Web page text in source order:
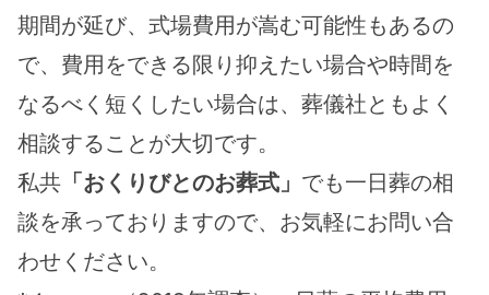
期間が延び、式場費用が嵩む可能性もあるの
で、費用をできる限り抑えたい場合や時間を
なるべく短くしたい場合は、葬儀社ともよく
相談することが大切です。
私共 「おくりびとのお葬式」 でも一日葬の相
談を承っておりますので、お気軽にお問い合
わせください。